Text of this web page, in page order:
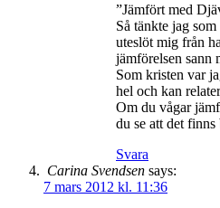
”Jämfört med
Så tänkte jag
uteslöt mig från
jämförelsen sann
Som kristen var
hel och kan
Om du vågar
du se att det
Svara
Carina Svendsen says:
7 mars 2012 kl. 11:36